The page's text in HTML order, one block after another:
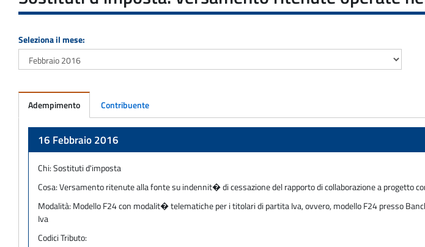
Seleziona il mese:
Adempimento Contribuente
16 Febbraio 2016
Chi:Sostituti d'imposta
Cosa:Versamento ritenute alla fonte su indennit� di cessazione del rapporto di collaborazione a progetto
Modalità: Modello F24 con modalit� telematiche per i titolari di partita Iva, ovvero, modello F24 presso
Iva
Codici Tributo: